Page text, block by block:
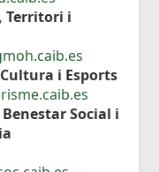
Territori i
i Esports
Social i